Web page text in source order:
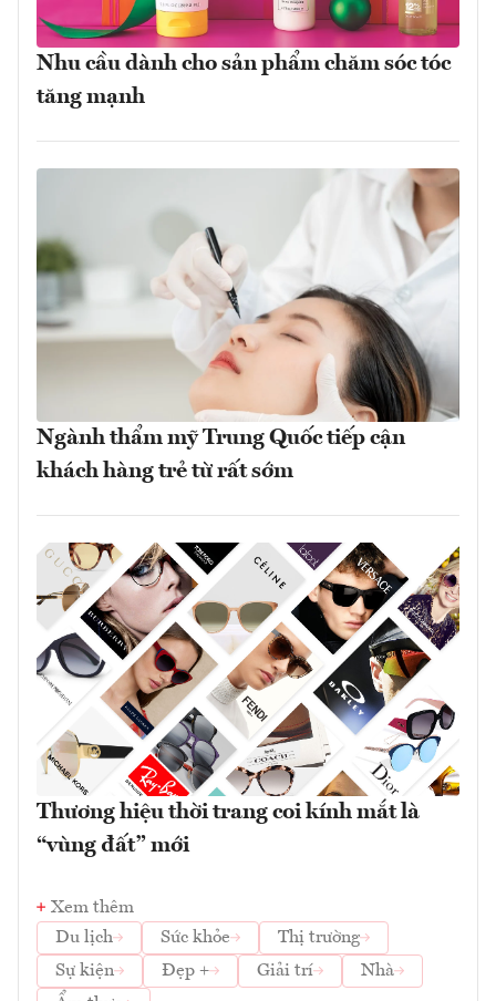
Nhu cầu dành cho sản phẩm chăm sóc tóc
tăng mạnh
Ngành thẩm mỹ Trung Quốc tiếp cận
khách hàng trẻ từ rất sớm
Thương hiệu thời trang coi kính mắt là
“vùng đất” mới
Xem thêm
Du lịch
Sức khỏe
Thị trường
Sự kiện
Đẹp + Giải trí
Nhà